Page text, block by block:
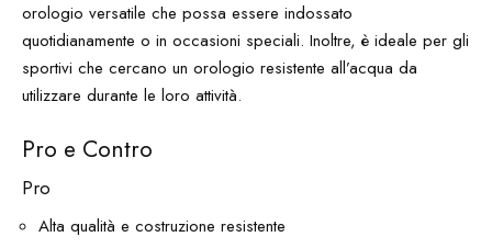
orologio versatile che possa essere indossato
quotidianamente o in occasioni speciali. Inoltre, è ideale per gli
sportivi che cercano un orologio resistente all’acqua da
utilizzare durante le loro attività.
Pro e Contro
Pro
Alta qualità e costruzione resistente